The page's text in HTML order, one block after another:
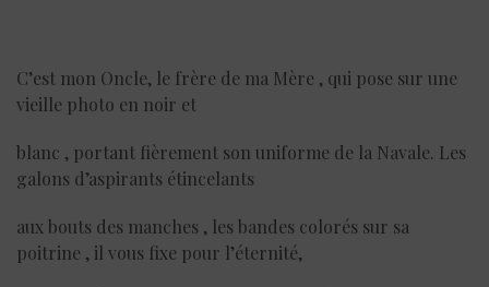
C’est mon Oncle, le frère de ma Mère , qui pose sur une
vieille photo en noir et
blanc , portant fièrement son uniforme de la Navale. Les
galons d’aspirants étincelants
aux bouts des manches , les bandes colorés sur sa
poitrine , il vous fixe pour l’éternité,